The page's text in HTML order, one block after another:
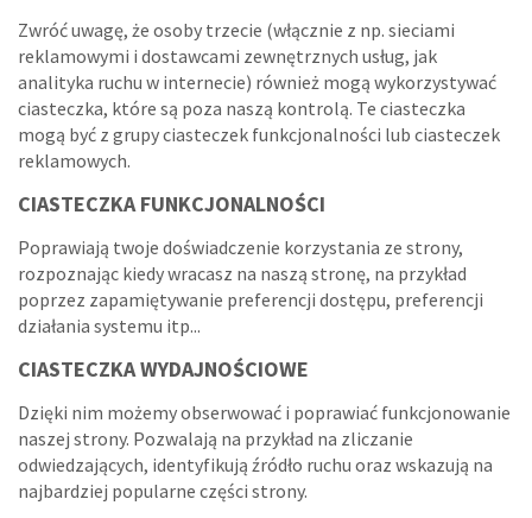
Zwróć uwagę, że osoby trzecie (włącznie z np. sieciami
reklamowymi i dostawcami zewnętrznych usług, jak
analityka ruchu w internecie) również mogą wykorzystywać
ciasteczka, które są poza naszą kontrolą. Te ciasteczka
mogą być z grupy ciasteczek funkcjonalności lub ciasteczek
reklamowych.
CIASTECZKA FUNKCJONALNOŚCI
Poprawiają twoje doświadczenie korzystania ze strony,
rozpoznając kiedy wracasz na naszą stronę, na przykład
poprzez zapamiętywanie preferencji dostępu, preferencji
działania systemu itp...
CIASTECZKA WYDAJNOŚCIOWE
Dzięki nim możemy obserwować i poprawiać funkcjonowanie
naszej strony. Pozwalają na przykład na zliczanie
odwiedzających, identyfikują źródło ruchu oraz wskazują na
najbardziej popularne części strony.